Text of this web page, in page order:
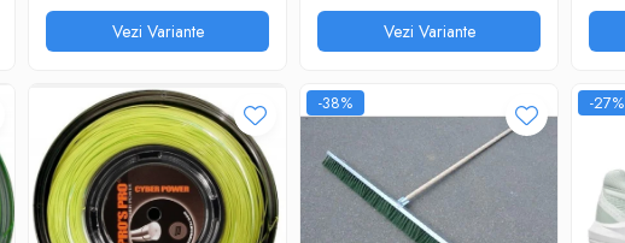
Vezi Variante Vezi Variante
-38% -27%